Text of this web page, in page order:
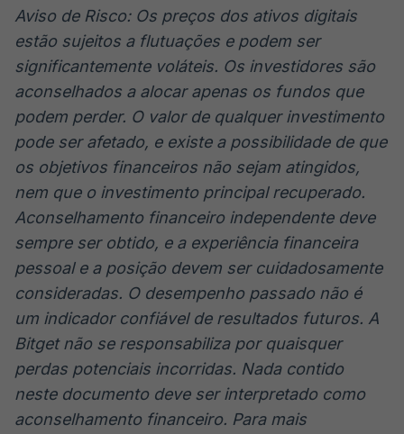
Aviso de Risco: Os preços dos ativos digitais
estão sujeitos a flutuações e podem ser
significantemente voláteis. Os investidores são
aconselhados a alocar apenas os fundos que
podem perder. O valor de qualquer investimento
pode ser afetado, e existe a possibilidade de que
os objetivos financeiros não sejam atingidos,
nem que o investimento principal recuperado.
Aconselhamento financeiro independente deve
sempre ser obtido, e a experiência financeira
pessoal e a posição devem ser cuidadosamente
consideradas. O desempenho passado não é
um indicador confiável de resultados futuros. A
Bitget não se responsabiliza por quaisquer
perdas potenciais incorridas. Nada contido
neste documento deve ser interpretado como
aconselhamento financeiro. Para mais